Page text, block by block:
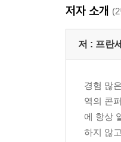
2장. 렌더링
__문서 객체
__렌더링 성
____사용자
__렌더링 함수
____순수 함
저자 소개
저 : 프란
경험 많
역의 콘
에 항상
하지 않